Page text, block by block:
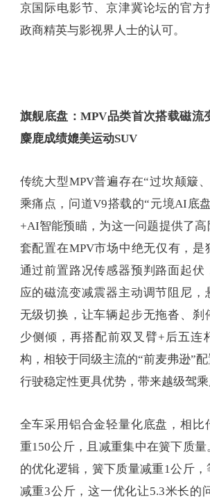
京国际电影节、京津冀论坛的官方
政商精英与影视界人士的认可。
旗舰底盘：MPV品类首次搭载磁流
麋鹿成绩媲美运动SUV
传统大型MPV普遍存在“过坎颠簸
乘痛点，问道V9搭载的“元境AI底
+AI智能预瞄，为这一问题提供了
套配置在MPV市场中绝无仅有，是
通过前置路况传感器预判路面起伏
应的磁流变减震器主动调节阻尼，
无级切换，让车辆起步无拖沓、刹
少侧倾，再搭配前双叉臂+后五连
构，相较于同级主流的“前麦弗逊”
行驶稳定性更具优势，带来越级驾乘
全车采用铝合金轻量化底盘，相比
重150公斤，且减重集中在簧下质量
的优化逻辑，簧下质量减重1公斤
减重3公斤，这一优化让5.3米长的